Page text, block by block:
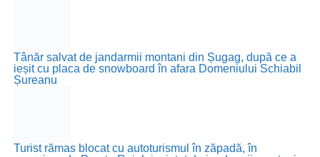
Tânăr salvat de jandarmii montani din Șugag, după ce a
ieșit cu placa de snowboard în afara Domeniului Schiabil
Șureanu
Turist rămas blocat cu autoturismul în zăpadă, în